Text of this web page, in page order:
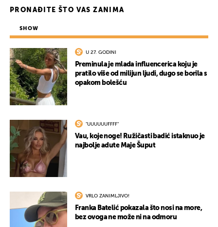
PRONAĐITE ŠTO VAS ZANIMA
SHOW
U 27. GODINI
Preminula je mlada influencerica koju je
pratilo više od milijun ljudi, dugo se borila s
opakom bolešću
"UUUUUUFFFF"
Vau, koje noge! Ružičasti badić istaknuo je
najbolje adute Maje Šuput
VRLO ZANIMLJIVO!
Franka Batelić pokazala što nosi na more,
bez ovoga ne može ni na odmoru